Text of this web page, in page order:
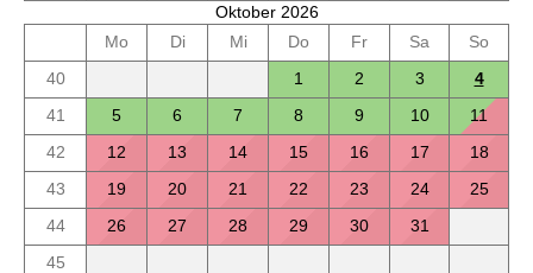
Oktober 2026
Mo
Di Mi Do Fr Sa
So
40
1 2 3
4
41
5 6 7 8 9 10
11
42
12 13 14 15 16 17
18
43
19 20 21 22 23 24
25
44
26 27 28 29 30
31
45